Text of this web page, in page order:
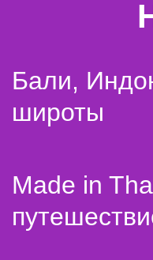
Бали,
широты
Made in